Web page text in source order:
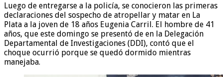
Luego de entregarse a la policía, se conocieron las primeras
declaraciones del sospecho de atropellar y matar en La
Plata a la joven de 18 años Eugenia Carril. El hombre de 41
años, que este domingo se presentó de en la Delegación
Departamental de Investigaciones (DDI), contó que el
choque ocurrió porque se quedó dormido mientras
manejaba.